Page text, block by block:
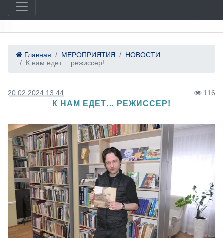
Главная МЕРОПРИЯТИЯ
НОВОСТИ
К нам едет… режиссер!
20.02.2024 13:44 116
К НАМ ЕДЕТ… РЕЖИССЕР!